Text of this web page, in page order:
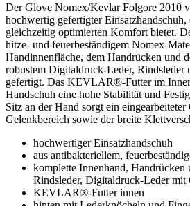
Der Glove Nomex/Kevlar Folgore 2010
hochwertig gefertigter Einsatzhandschuh,
gleichzeitig optimierten Komfort bietet.
hitze- und feuerbeständigem Nomex-
Handinnenfläche, dem Handrücken und
robustem Digitaldruck-Leder, Rindsleder
gefertigt. Das KEVLAR®-Futter im
Handschuh eine hohe Stabilität und
Sitz an der Hand sorgt ein
Gelenkbereich sowie der breite
hochwertiger Einsatzhandschuh
aus antibakteriellem,
komplette Innenhand, Handrücken
Rindsleder, Digitaldruck-Leder mit
KEVLAR®-Futter innen